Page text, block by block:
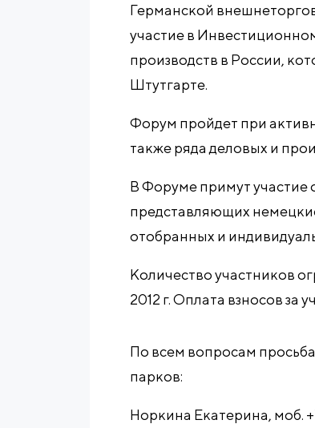
Германской
участие в
производств в России,
Штутгарте.
Форум пройдет при
также ряда деловых и
В Форуме примут участие
представляющих
отобранных и
Количество участников
2012 г. Оплата взносов за
По всем вопросам
парков:
Норкина Екатерина, моб.